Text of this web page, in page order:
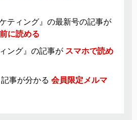
ティング』の最新号の記事が
に読める
ング』の記事が スマホで読め
事が分かる 会員限定メルマ